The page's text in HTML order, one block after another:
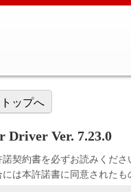
ップへ
Driver Ver. 7.23.0
契約書を必ずお読みくださ
は本許諾書に同意された